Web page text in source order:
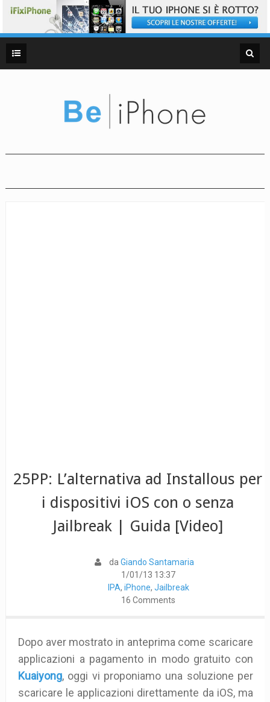
25PP: L’alternativa ad Installous per
i dispositivi iOS con o senza
Jailbreak | Guida [Video]
daGiando Santamaria
1/01/13 13:37
IPA, iPhone, Jailbreak
16 Comments
Dopo aver mostrato in anteprima come scaricare
applicazioni a pagamento in modo gratuito con
Kuaiyong, oggi vi proponiamo una soluzione per
scaricare le applicazioni direttamente da iOS, ma